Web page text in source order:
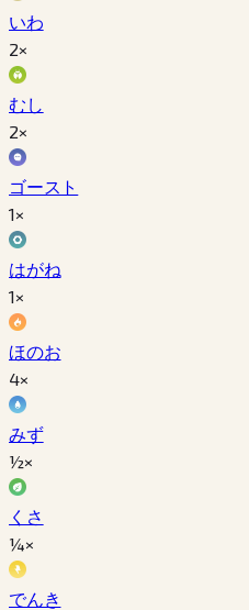
いわ
2×
むし
2×
ゴースト
1×
はがね
1×
ほのお
4×
みず
½×
くさ
¼×
でんき